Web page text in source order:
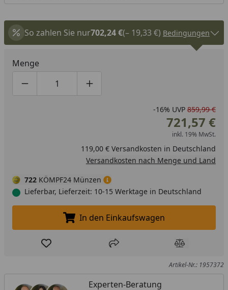
So zahlen Sie nur702,24 €(– 19,33 €) Bedingungen
Menge
Produktmenge um eins verringern
Produktmenge manuell eingeben
Produktmenge um eins erhöhen
-16% UVP 859,99 €
721,57 €
inkl. 19% MwSt.
119,00 € Versandkosten in Deutschland
Versandkosten nach Menge und Land
722 KÖMPF24 Münzen
Lieferbar, Lieferzeit: 10-15 Werktage in Deutschland
In den Einkaufswagen legen
In den Einkaufswagen
Produkt zur Wunschliste hinzufügen
Teilen Produkt
Artikel-Nr.: 1957372
Experten-Beratung